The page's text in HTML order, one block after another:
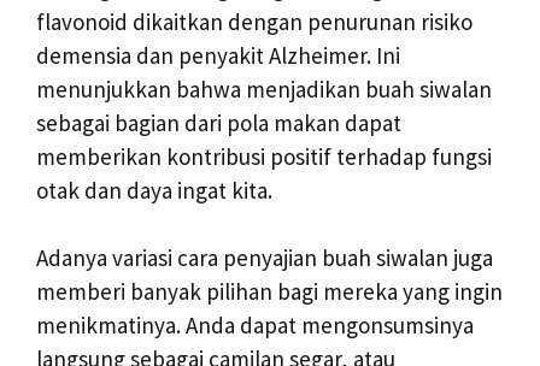
flavonoid dikaitkan dengan penurunan risiko
demensia dan penyakit Alzheimer. Ini
menunjukkan bahwa menjadikan buah siwalan
sebagai bagian dari pola makan dapat
memberikan kontribusi positif terhadap fungsi
otak dan daya ingat kita.
Adanya variasi cara penyajian buah siwalan juga
memberi banyak pilihan bagi mereka yang ingin
menikmatinya. Anda dapat mengonsumsinya
langsung sebagai camilan segar, atau